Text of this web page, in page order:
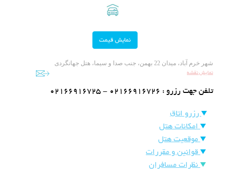
پیگیری
رزرو
عضویت
مشهد
هتل
های
کیش
اصفهان
شهر خرم آباد، میدان 22 بهمن، جنب صدا و سیما، هتل جهانگردی
نمایش نقشه
تلفن جهت رزرو : 02166916725 - 02166916726
رزرو اتاق
امکانات هتل
موقعیت هتل
قوانین و مقررات
نظرات مسافران